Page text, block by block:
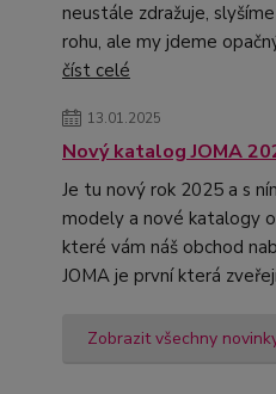
neustále zdražuje,
rohu, ale my jdeme
číst celé
13.01.2025
Nový katalog JOMA
Je tu nový rok 2025 a s
modely a nové katalogy
které vám náš obchod
JOMA je první která
Zobrazit všechny